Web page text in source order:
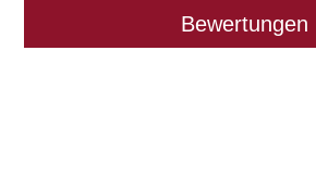
Bewertungen